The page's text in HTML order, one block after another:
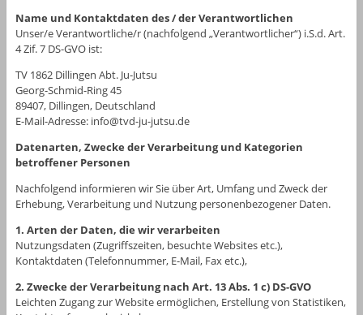
Name und Kontaktdaten des / der Verantwortlichen
Unser/e Verantwortliche/r (nachfolgend „Verantwortlicher“) i.S.d. Art.
4 Zif. 7 DS-GVO ist:
TV 1862 Dillingen Abt. Ju-Jutsu
Georg-Schmid-Ring 45
89407, Dillingen, Deutschland
E-Mail-Adresse: info@tvd-ju-jutsu.de
Datenarten, Zwecke der Verarbeitung und Kategorien
betroffener Personen
Nachfolgend informieren wir Sie über Art, Umfang und Zweck der
Erhebung, Verarbeitung und Nutzung personenbezogener Daten.
1. Arten der Daten, die wir verarbeiten
Nutzungsdaten (Zugriffszeiten, besuchte Websites etc.),
Kontaktdaten (Telefonnummer, E-Mail, Fax etc.),
2. Zwecke der Verarbeitung nach Art. 13 Abs. 1 c) DS-GVO
Leichten Zugang zur Website ermöglichen, Erstellung von Statistiken,